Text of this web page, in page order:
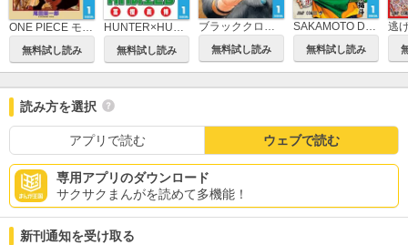
ONE PIECE モノクロ版
無料試し読み
HUNTER×HUNTER モノクロ版
無料試し読み
ブラッククローバー
無料試し読み
SAKAMOTO DAYS
無料試し読み
逃
読み方を選択
アプリで読む ウェブで読む
専用アプリのダウンロード
サクサクまんがを読めて多機能！
新刊通知を受け取る